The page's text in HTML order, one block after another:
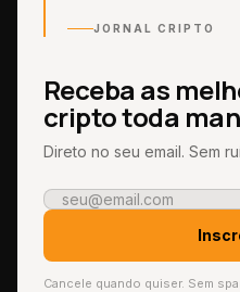
JORNAL CRIPTO
Receba as
cripto toda
Direto no seu email. Sem
Cancele quando quiser. Sem